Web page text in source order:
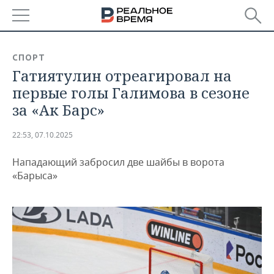
БАШКОРТОСТАН
ТАТАРСТАН
НОВОСТИ
АНАЛИТИКА
ДЕКЛАРАЦИИ О ДОХОДАХ
КОРОЛИ ГОСЗАКАЗА ПФО
ВУЗЫ ТАТАРСТАНА
КОМУ ПРИНАДЛЕЖАТ
ТАТАРСТАНА
НОВОСТИ ЭКОНОМИКИ
ФИНАНСЫ
БАНКИ
БЮДЖЕТ
ИНВЕСТИЦИИ
ПРОМЫШЛЕННОСТЬ
НОВОСТИ
АГРОПРОМ
НЕДВИЖИМОСТЬ
НОВОСТИ НЕДВИЖИМОСТИ
АВТО
НОВОСТИ АВТО
НОВОСТИ БИЗНЕСА
ТЕХНОЛОГИИ
СПОРТ
Гатиятулин отреагировал на
первые голы Галимова в сезоне
за «Ак Барс»
22:53, 07.10.2025
Нападающий забросил две шайбы в ворота
«Барыса»